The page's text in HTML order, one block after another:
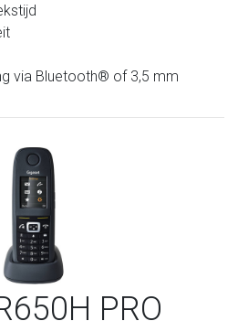
via Bluetooth® of 3,5 mm
PRO